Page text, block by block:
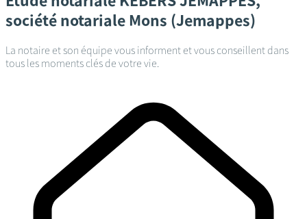
société notariale Mons (Jemappes)
La notaire et son équipe vous informent et vous conseillent dans
tous les moments clés de votre vie.